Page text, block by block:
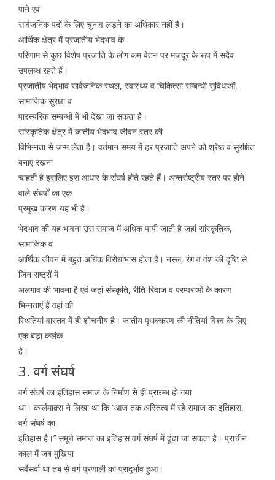
पाने एवं
सार्वजनिक पदों के लिए चुनाव लड़ने का अधिकार नहीं है।
आर्थिक क्षेत्र में प्रजातीय भेदभाव के
परिणाम से कुछ विशेष प्रजाति के लोग कम वेतन पर मजदूर के रूप में सदैव
उपलब्ध रहते हैं।
प्रजातीय भेदभाव सार्वजनिक स्थल, स्वास्थ्य व चिकित्सा सम्बन्धी सुविधाओं,
सामाजिक सुरक्षा व
पारस्परिक सम्बन्धों में भी देखा जा सकता है।
सांस्कृतिक क्षेत्र में जातीय भेदभाव जीवन स्तर की
विभिन्नता से जन्म लेता है। वर्तमान समय में हर प्रजाति अपने को श्रेष्ठ व सुरक्षित
बनाए रखना
चाहती है इसलिए इस आधार के संघर्ष होते रहते हैं। अन्तर्राष्ट्रीय स्तर पर होने
वाले संघर्षों का एक
प्रमुख कारण यह भी है।
भेदभाव की यह भावना उस समाज में अधिक पायी जाती है जहां सांस्कृतिक,
सामाजिक व
आर्थिक जीवन में बहुत अधिक विरोधाभास होता है। नस्ल, रंग व वंश की दृष्टि से
जिन राष्ट्रों में
अलगाव की भावना है एवं जहां संस्कृति, रीति-रिवाज व परम्पराओं के कारण
भिन्नताएं हैं वहां की
स्थितियां वास्तव में ही शोचनीय है। जातीय पृथक्करण की नीतियां विश्व के लिए
एक बड़ा कलंक
है।
3. वर्ग संघर्ष
वर्ग संघर्ष का इतिहास समाज के निर्माण से ही प्रारम्भ हो गया
था। कार्लमाक्र्स ने लिखा था कि ‘‘आज तक अस्तित्व में रहे समाज का इतिहास,
वर्ग-संघर्ष का
इतिहास है।’’ समूचे समाज का इतिहास वर्ग संघर्ष में ढूंढा जा सकता है। प्राचीन
काल में जब मुखिया
सर्वेसर्वा था तब से वर्ग प्रणाली का प्रादुर्भाव हुआ।